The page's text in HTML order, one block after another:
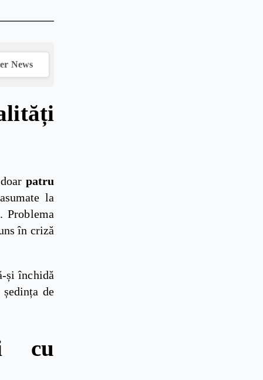
News
patru
la
Problema
în criză
și închidă
de
cu